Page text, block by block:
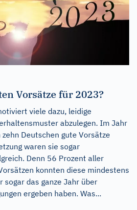
Vorsätze für 2023?
viele dazu, leidige
abzulegen. Im Jahr
Deutschen gute Vorsätze
waren sie sogar
Denn 56 Prozent aller
konnten diese mindestens
sogar das ganze Jahr über
ergeben haben. Was...